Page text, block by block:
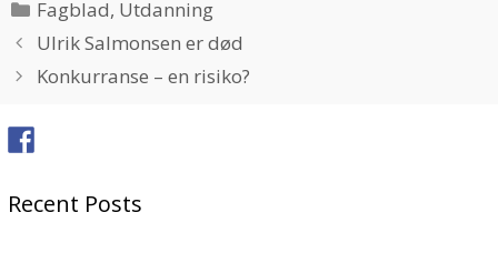
Categories
Fagblad, Utdanning
Ulrik Salmonsen er død
Konkurranse – en risiko?
Recent Posts